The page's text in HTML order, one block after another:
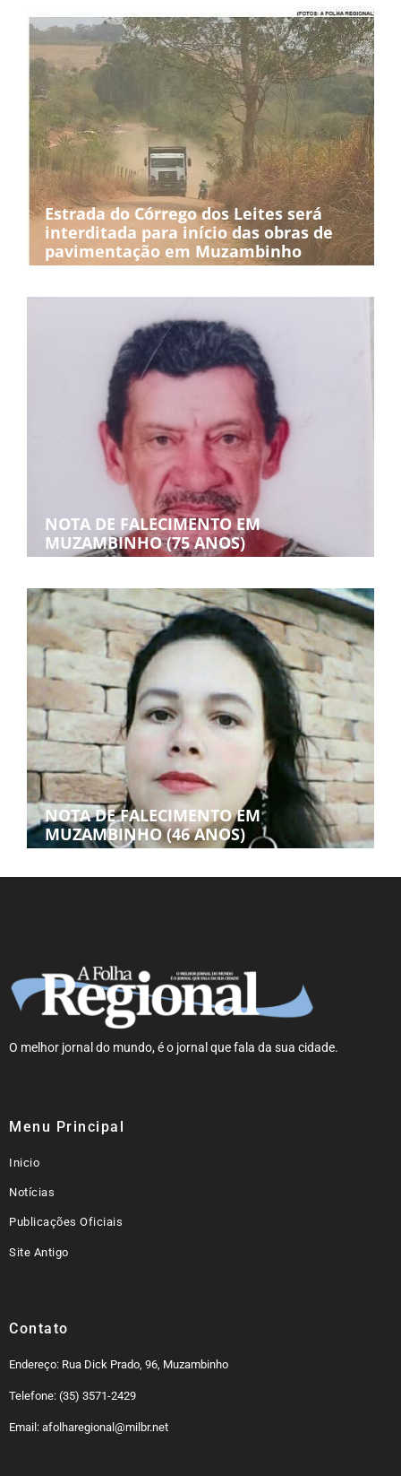
Estrada do Córrego dos Leites será
interditada para início das obras de
pavimentação em Muzambinho
NOTA DE FALECIMENTO EM
MUZAMBINHO (75 ANOS)
NOTA DE FALECIMENTO EM
MUZAMBINHO (46 ANOS)
O melhor jornal do mundo, é o jornal que fala da sua cidade.
Menu Principal
Inicio
Notícias
Publicações Oficiais
Site Antigo
Contato
Endereço: Rua Dick Prado, 96, Muzambinho
Telefone: (35) 3571-2429
Email: afolharegional@milbr.net